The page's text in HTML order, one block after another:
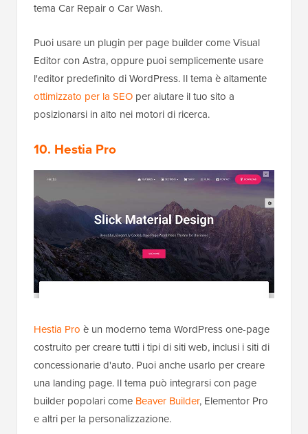
tema Car Repair o Car Wash.
Puoi usare un plugin per page builder come Visual
Editor con Astra, oppure puoi semplicemente usare
l'editor predefinito di WordPress. Il tema è altamente
ottimizzato per la SEO per aiutare il tuo sito a
posizionarsi in alto nei motori di ricerca.
10. Hestia Pro
Hestia Pro è un moderno tema WordPress one-page
costruito per creare tutti i tipi di siti web, inclusi i siti di
concessionarie d'auto. Puoi anche usarlo per creare
una landing page. Il tema può integrarsi con page
builder popolari come Beaver Builder, Elementor Pro
e altri per la personalizzazione.